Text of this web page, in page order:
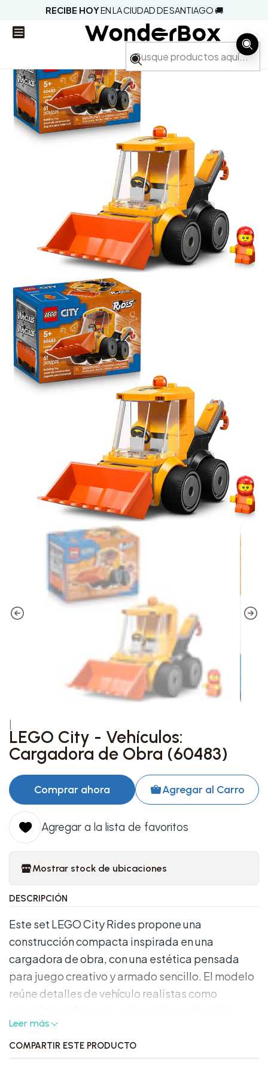
RECIBE HOYEN LA CIUDAD DE SANTIAGO 🚚
LEGO City - Vehículos:
Cargadora de Obra (60483)
Agregar al Carro
Comprar ahora
Agregar a la lista de favoritos
Mostrar stock de ubicaciones
DESCRIPCIÓN
Este set LEGO City Rides propone una
construcción compacta inspirada en una
cargadora de obra, con una estética pensada
para juego creativo y armado sencillo. El modelo
reúne detalles de vehículo realistas como
cubeta frontal y un gancho trasero tipo
retroexcavadora. Su formato lo vuelve atractivo
para quienes disfrutan de montajes breves con
Leer más
COMPARTIR ESTE PRODUCTO